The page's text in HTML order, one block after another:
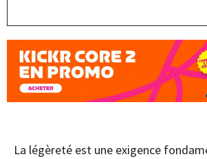
La légèreté est une exigence